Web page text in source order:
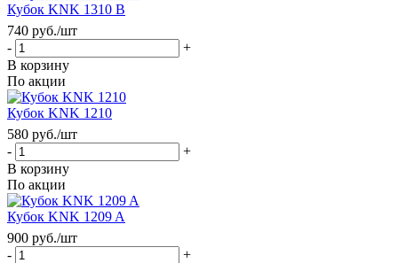
Кубок KNK 1310 B
740 руб./шт
-
+
В корзину
По акции
Кубок KNK 1210
580 руб./шт
-
+
В корзину
По акции
Кубок KNK 1209 A
900 руб./шт
-
+